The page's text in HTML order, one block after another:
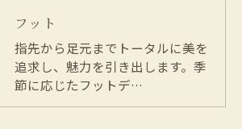
フット
指先から足元までトータルに美を
追求し、魅力を引き出します。季
節に応じたフットデ…